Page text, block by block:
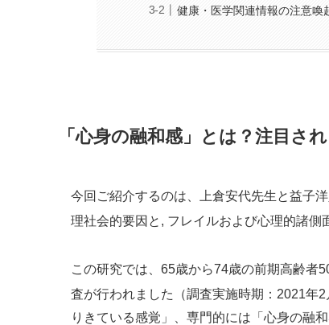
健康・医学関連情報の注意喚
「心身の融和感」とは？注目さ
今回ご紹介するのは、上倉安代先生と益子
理社会的要因と, フレイルおよび心理的諸側
この研究では、65歳から74歳の前期高齢者
査が行われました（調査実施時期：2021年2
りきている感覚」、専門的には「心身の融